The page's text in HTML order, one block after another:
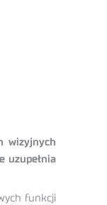
wizyjnych
uzupełnia
funkcji